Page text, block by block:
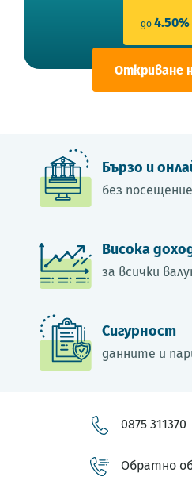
до 4.50%
Откриване
Бързо и
без
Висока
за всички
Сигурност
данните и
0875 311370
Обратно